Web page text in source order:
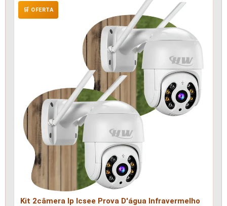
🛒 OFERTA
Kit 2câmera Ip Icsee Prova D'água Infravermelho